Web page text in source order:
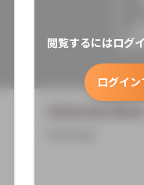
閲覧するにはログ
ログイン